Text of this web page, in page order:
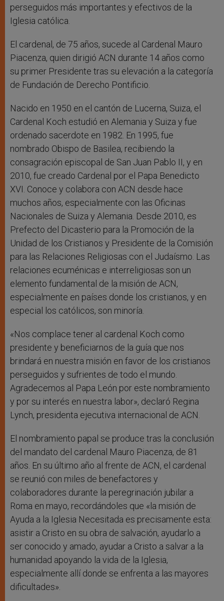
perseguidos más importantes y efectivos de la
Iglesia católica.
El cardenal, de 75 años, sucede al Cardenal Mauro
Piacenza, quien dirigió ACN durante 14 años como
su primer Presidente tras su elevación a la categoría
de Fundación de Derecho Pontificio.
Nacido en 1950 en el cantón de Lucerna, Suiza, el
Cardenal Koch estudió en Alemania y Suiza y fue
ordenado sacerdote en 1982. En 1995, fue
nombrado Obispo de Basilea, recibiendo la
consagración episcopal de San Juan Pablo II, y en
2010, fue creado Cardenal por el Papa Benedicto
XVI. Conoce y colabora con ACN desde hace
muchos años, especialmente con las Oficinas
Nacionales de Suiza y Alemania. Desde 2010, es
Prefecto del Dicasterio para la Promoción de la
Unidad de los Cristianos y Presidente de la Comisión
para las Relaciones Religiosas con el Judaísmo. Las
relaciones ecuménicas e interreligiosas son un
elemento fundamental de la misión de ACN,
especialmente en países donde los cristianos, y en
especial los católicos, son minoría.
«Nos complace tener al cardenal Koch como
presidente y beneficiarnos de la guía que nos
brindará en nuestra misión en favor de los cristianos
perseguidos y sufrientes de todo el mundo.
Agradecemos al Papa León por este nombramiento
y por su interés en nuestra labor», declaró Regina
Lynch, presidenta ejecutiva internacional de ACN.
El nombramiento papal se produce tras la conclusión
del mandato del cardenal Mauro Piacenza, de 81
años. En su último año al frente de ACN, el cardenal
se reunió con miles de benefactores y
colaboradores durante la peregrinación jubilar a
Roma en mayo, recordándoles que «la misión de
Ayuda a la Iglesia Necesitada es precisamente esta:
asistir a Cristo en su obra de salvación, ayudarlo a
ser conocido y amado, ayudar a Cristo a salvar a la
humanidad apoyando la vida de la Iglesia,
especialmente allí donde se enfrenta a las mayores
dificultades».